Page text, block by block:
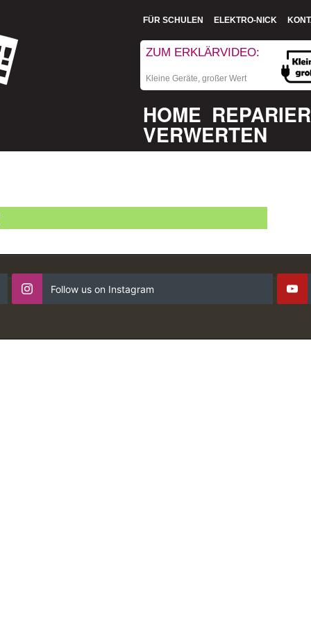
FÜR SCHULEN ELEKTRO-NICK
ZUM ERKLÄRVIDEO:
Kleine Geräte, großer Wert
HOME
VERWERTEN
Follow us on Instagram